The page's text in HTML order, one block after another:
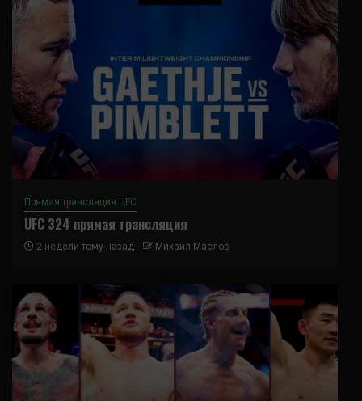
Прямая трансляция UFC
UFC 324 прямая трансляция
2 недели тому назад Михаил Маслов